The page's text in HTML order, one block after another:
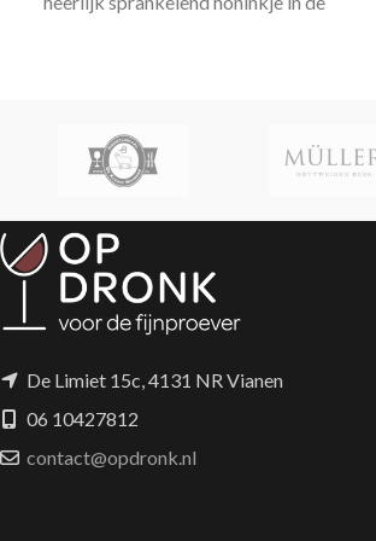
De Limiet 15c, 4131 NR Vianen
06 10427812
contact@opdronk.nl